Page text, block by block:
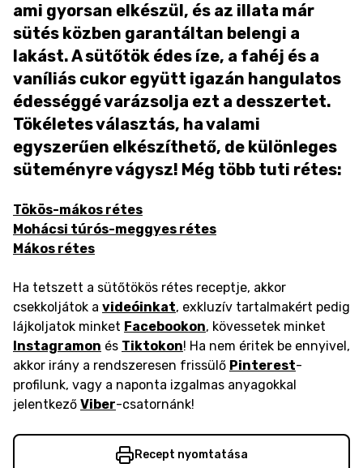
ami gyorsan elkészül, és az illata már
sütés közben garantáltan belengi a
lakást. A sütőtök édes íze, a fahéj és a
vaníliás cukor együtt igazán hangulatos
édességgé varázsolja ezt a desszertet.
Tökéletes választás, ha valami
egyszerűen elkészíthető, de különleges
süteményre vágysz! Még több tuti rétes:
Tökös-mákos rétes
Mohácsi túrós-meggyes rétes
Mákos rétes
Ha tetszett a sütőtökös rétes receptje, akkor
csekkoljátok a videóinkat, exkluzív tartalmakért pedig
lájkoljatok minket Facebookon, kövessetek minket
Instagramon és Tiktokon! Ha nem éritek be ennyivel,
akkor irány a rendszeresen frissülő Pinterest-
profilunk, vagy a naponta izgalmas anyagokkal
jelentkező Viber-csatornánk!
Recept nyomtatása